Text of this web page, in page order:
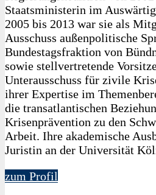
Staatsministerin im
2005 bis 2013 war sie als
Ausschuss außenpolitische
Bundestagsfraktion von
sowie stellvertretende
Unterausschuss für zivile
ihrer Expertise im
die transatlantischen
Krisenprävention zu den
Arbeit. Ihre akademische
Juristin an der Universität
zum Profil